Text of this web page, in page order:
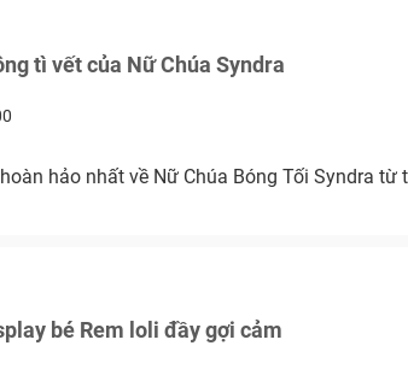
tì vết của Nữ Chúa Syndra
hảo nhất về Nữ Chúa Bóng Tối Syndra từ
bé Rem loli đầy gợi cảm